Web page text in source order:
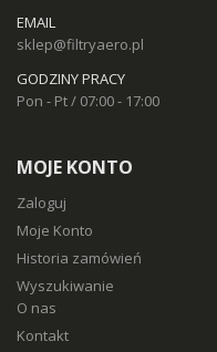
EMAIL
sklep@filtryaero.pl
GODZINY PRACY
Pon - Pt / 07:00 - 17:00
MOJE KONTO
Zaloguj
Moje Konto
Historia zamówień
Wyszukiwanie
O nas
Kontakt